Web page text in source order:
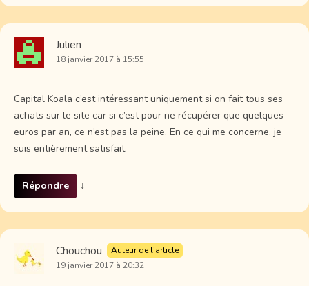
Julien
18 janvier 2017 à 15:55
Capital Koala c’est intéressant uniquement si on fait tous ses
achats sur le site car si c’est pour ne récupérer que quelques
euros par an, ce n’est pas la peine. En ce qui me concerne, je
suis entièrement satisfait.
Répondre ↓
Chouchou
Auteur de l’article
19 janvier 2017 à 20:32